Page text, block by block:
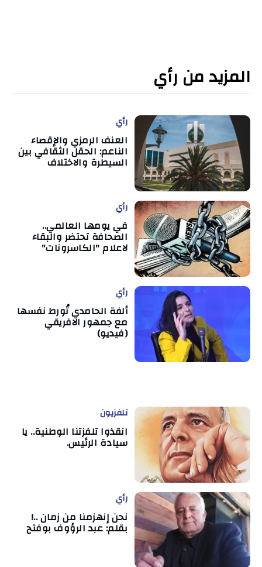
المزيد من رأي
رأي
العنف الرمزي والإقصاء
الناعم: الحقل الثقافي بين
السيطرة والاختلاف
رأي
في يومها العالمي..
الصحافة تحتضر والبقاء
لاعلام "الكاسرونات"
رأي
ألفة الحامدي تُورط نفسها
مع جمهور الافريقي
(فيديو)
تلفزيون
انقذوا تلفزتنا الوطنية.. يا
سيادة الرئيس.
رأي
نحن إنهزمنا من زمان ..!
بقلم: عبد الرؤوف بوفتح